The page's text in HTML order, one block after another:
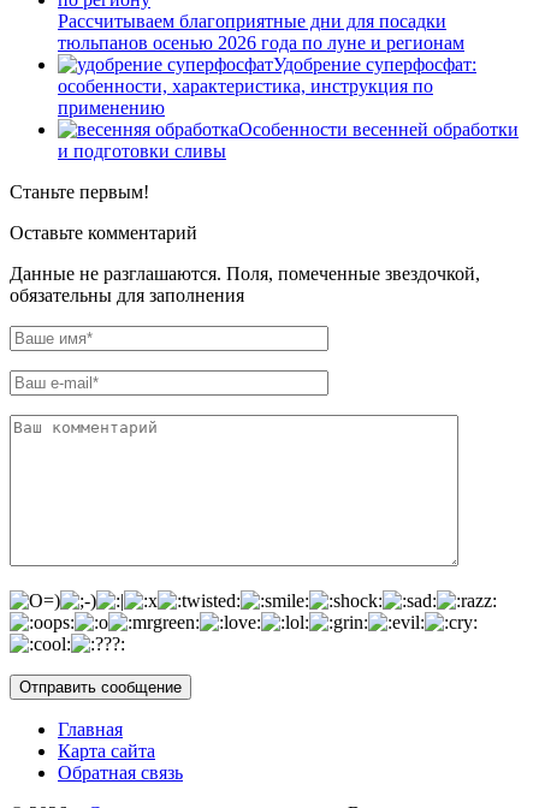
Рассчитываем благоприятные дни для посадки
тюльпанов осенью 2026 года по луне и регионам
Удобрение суперфосфат:
особенности, характеристика, инструкция по
применению
Особенности весенней обработки
и подготовки сливы
Станьте первым!
Оставьте комментарий
Данные не разглашаются. Поля, помеченные звездочкой,
обязательны для заполнения
Главная
Карта сайта
Обратная связь